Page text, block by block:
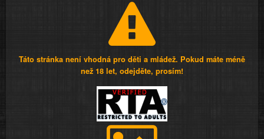
Táto stránka není vhodná pro děti a mládež. Pokud máte méně
než 18 let, odejděte, prosím!